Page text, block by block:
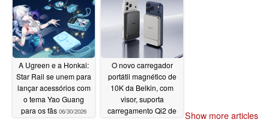
A Ugreen e a Honkai:
Star Rail se unem para
lançar acessórios com
o tema Yao Guang
para os fãs 06/30/2026
O novo carregador
portátil magnético de
10K da Belkin, com
visor, suporta
carregamento Qi2 de
Show more articles